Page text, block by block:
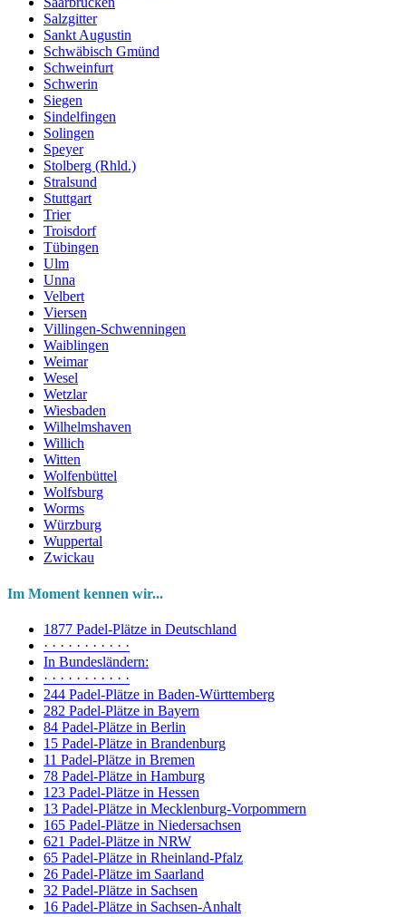
Salzgitter
Sankt Augustin
Schwäbisch Gmünd
Schweinfurt
Schwerin
Siegen
Sindelfingen
Solingen
Speyer
Stolberg (Rhld.)
Stralsund
Stuttgart
Trier
Troisdorf
Tübingen
Ulm
Unna
Velbert
Viersen
Villingen-Schwenningen
Waiblingen
Weimar
Wesel
Wetzlar
Wiesbaden
Wilhelmshaven
Willich
Witten
Wolfenbüttel
Wolfsburg
Worms
Würzburg
Wuppertal
Zwickau
Im Moment kennen wir...
1877 Padel-Plätze in Deutschland
· · · · · · · · · · ·
In Bundesländern:
· · · · · · · · · · ·
244 Padel-Plätze in Baden-Württemberg
282 Padel-Plätze in Bayern
84 Padel-Plätze in Berlin
15 Padel-Plätze in Brandenburg
11 Padel-Plätze in Bremen
78 Padel-Plätze in Hamburg
123 Padel-Plätze in Hessen
13 Padel-Plätze in Mecklenburg-Vorpommern
165 Padel-Plätze in Niedersachsen
621 Padel-Plätze in NRW
65 Padel-Plätze in Rheinland-Pfalz
26 Padel-Plätze im Saarland
32 Padel-Plätze in Sachsen
16 Padel-Plätze in Sachsen-Anhalt